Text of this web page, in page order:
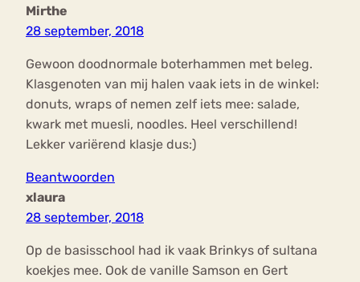
Mirthe
28 september, 2018
Gewoon doodnormale boterhammen met beleg.
Klasgenoten van mij halen vaak iets in de winkel:
donuts, wraps of nemen zelf iets mee: salade,
kwark met muesli, noodles. Heel verschillend!
Lekker variërend klasje dus:)
Beantwoorden
xlaura
28 september, 2018
Op de basisschool had ik vaak Brinkys of sultana
koekjes mee. Ook de vanille Samson en Gert